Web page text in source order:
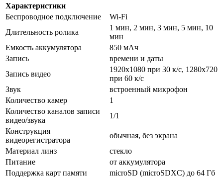
Характеристики
Беспроводное подключение
Wi-Fi
Длительность ролика
1 мин, 2 мин, 3 мин, 5 мин, 10
мин
Емкость аккумулятора
850 мАч
Запись
времени и даты
Запись видео
1920x1080 при 30 к/с, 1280x720
при 60 к/с
Звук
встроенный микрофон
Количество камер
1
Количество каналов записи
видео/звука
1/1
Конструкция
видеорегистратора
обычная, без экрана
Материал линз
стекло
Питание
от аккумулятора
Поддержка карт памяти
microSD (microSDXC) до 64 Гб